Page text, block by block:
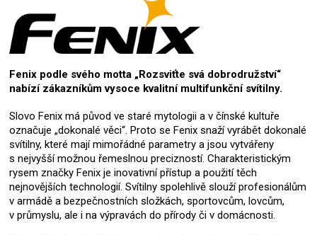
Fenix podle svého motta „Rozsviťte svá dobrodružství“
nabízí zákazníkům vysoce kvalitní multifunkční svítilny.
Slovo Fenix má původ ve staré mytologii a v čínské kultuře
označuje „dokonalé věci“. Proto se Fenix snaží vyrábět dokonalé
svítilny, které mají mimořádné parametry a jsou vytvářeny
s nejvyšší možnou řemeslnou precizností. Charakteristickým
rysem značky Fenix je inovativní přístup a použití těch
nejnovějších technologií. Svítilny spolehlivě slouží profesionálům
v armádě a bezpečnostních složkách, sportovcům, lovcům,
v průmyslu, ale i na výpravách do přírody či v domácnosti.